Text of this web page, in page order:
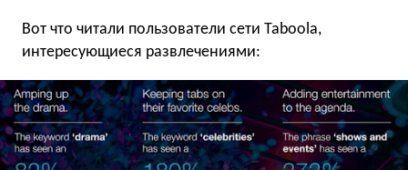
Вот что читали пользователи сети Taboola,
интересующиеся развлечениями: